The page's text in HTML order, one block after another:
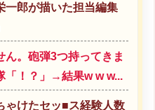
一郎が描いた担当編集
ん。砲弾3つ持ってきま
「！？」→結果w w w...
ゃけたセッ■ス経験人数